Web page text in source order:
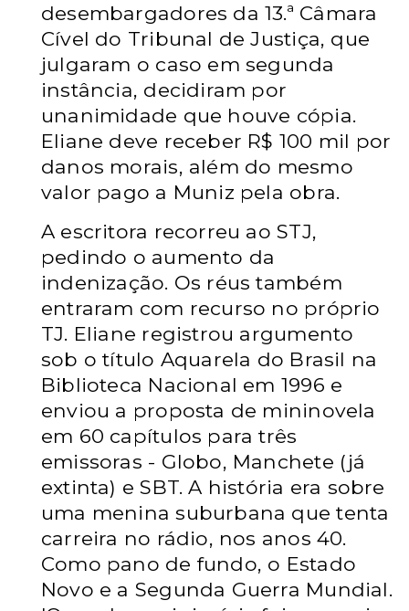
desembargadores da 13.ª Câmara
Cível do Tribunal de Justiça, que
julgaram o caso em segunda
instância, decidiram por
unanimidade que houve cópia.
Eliane deve receber R$ 100 mil por
danos morais, além do mesmo
valor pago a Muniz pela obra.
A escritora recorreu ao STJ,
pedindo o aumento da
indenização. Os réus também
entraram com recurso no próprio
TJ. Eliane registrou argumento
sob o título Aquarela do Brasil na
Biblioteca Nacional em 1996 e
enviou a proposta de mininovela
em 60 capítulos para três
emissoras - Globo, Manchete (já
extinta) e SBT. A história era sobre
uma menina suburbana que tenta
carreira no rádio, nos anos 40.
Como pano de fundo, o Estado
Novo e a Segunda Guerra Mundial.